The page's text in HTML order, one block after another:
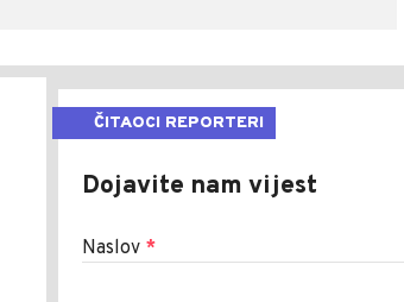
ČITAOCI REPORTERI
Dojavite nam vijest
Naslov *